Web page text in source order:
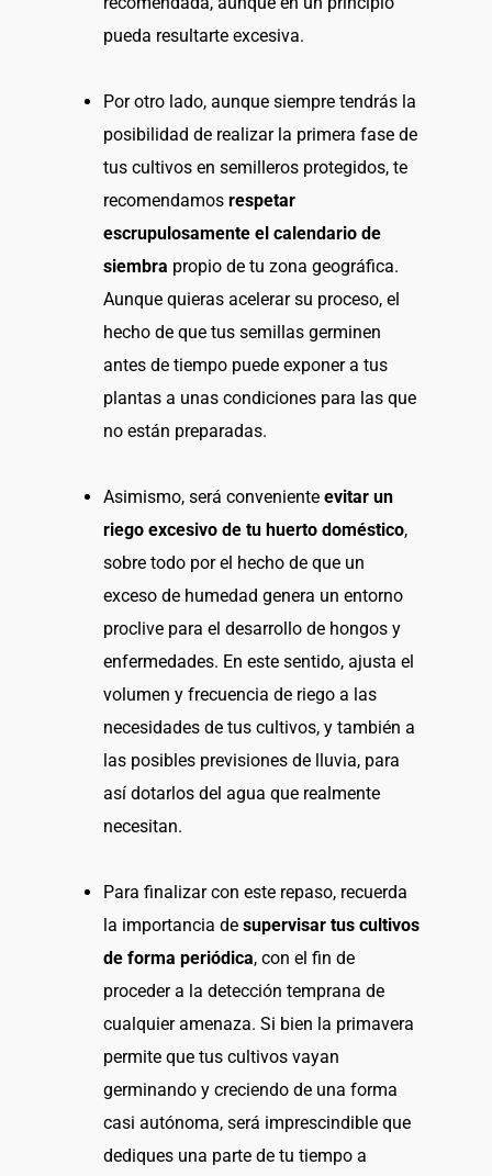
pueda resultarte excesiva.
Por otro lado, aunque siempre tendrás la
posibilidad de realizar la primera fase de
tus cultivos en semilleros protegidos, te
recomendamos respetar
escrupulosamente el calendario de
siembra propio de tu zona geográfica.
Aunque quieras acelerar su proceso, el
hecho de que tus semillas germinen
antes de tiempo puede exponer a tus
plantas a unas condiciones para las que
no están preparadas.
Asimismo, será conveniente evitar un
riego excesivo de tu huerto doméstico,
sobre todo por el hecho de que un
exceso de humedad genera un entorno
proclive para el desarrollo de hongos y
enfermedades. En este sentido, ajusta el
volumen y frecuencia de riego a las
necesidades de tus cultivos, y también a
las posibles previsiones de lluvia, para
así dotarlos del agua que realmente
necesitan.
Para finalizar con este repaso, recuerda
la importancia de supervisar tus cultivos
de forma periódica, con el fin de
proceder a la detección temprana de
cualquier amenaza. Si bien la primavera
permite que tus cultivos vayan
germinando y creciendo de una forma
casi autónoma, será imprescindible que
dediques una parte de tu tiempo a